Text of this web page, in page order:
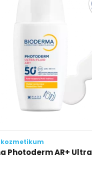
Photoderm AR+